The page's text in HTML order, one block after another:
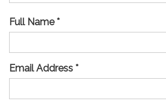
Full Name *
Email Address *